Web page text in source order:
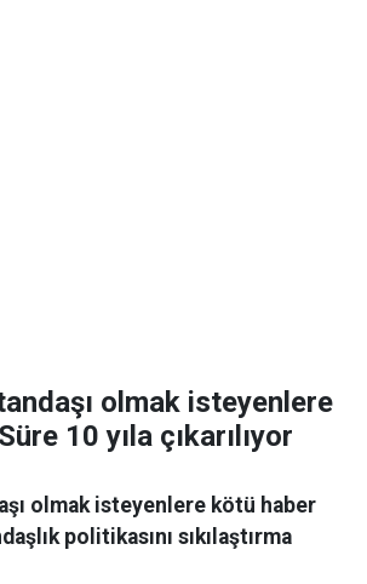
olmak isteyenlere
10 yıla çıkarılıyor
olmak isteyenlere kötü haber
politikasını sıkılaştırma